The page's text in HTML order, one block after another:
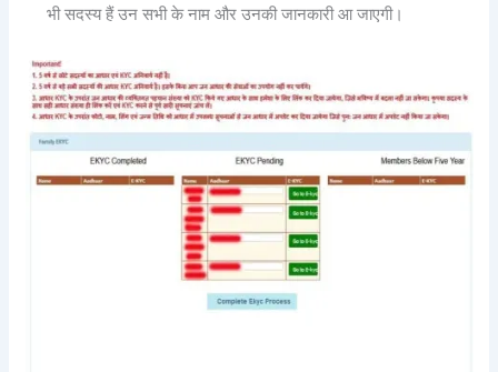
भी सदस्य हैं उन सभी के नाम और उनकी जानकारी आ जाएगी।